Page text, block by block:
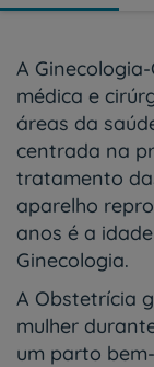
PT
A
médica e
áreas da
centrada na
tratamento
aparelho
anos é a
Ginecologia.
A Obstetrícia
mulher
um parto